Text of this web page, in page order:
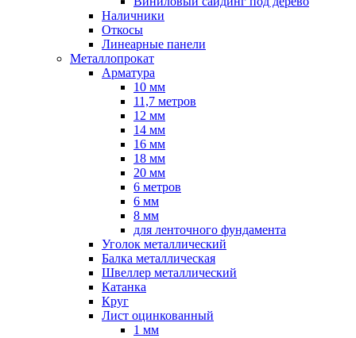
Наличники
Откосы
Линеарные панели
Металлопрокат
Арматура
10 мм
11,7 метров
12 мм
14 мм
16 мм
18 мм
20 мм
6 метров
6 мм
8 мм
для ленточного фундамента
Уголок металлический
Балка металлическая
Швеллер металлический
Катанка
Круг
Лист оцинкованный
1 мм